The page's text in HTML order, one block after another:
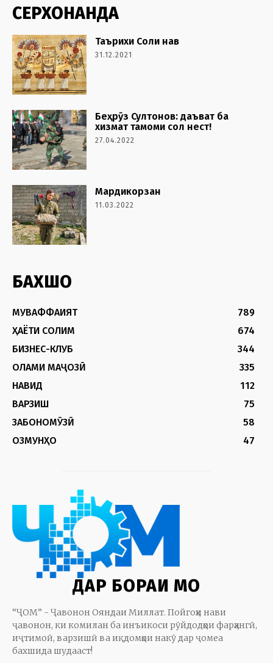
СЕРХОНАНДА
Таърихи Соли нав
31.12.2021
Беҳрӯз Султонов: даъват ба
хизмат тамоми сол нест!
27.04.2022
Мардикорзан
11.03.2022
БАХШҲО
МУВАФФАҚИЯТ
789
ҲАЁТИ СОЛИМ
674
БИЗНЕС-КЛУБ
344
ОЛАМИ МАҶОЗӢ
335
НАВИД
112
ВАРЗИШ
75
ЗАБОНОМӮЗӢ
58
ОЗМУНҲО
47
ДАР БОРАИ МО
“ҶОМ” - Ҷавонон Ояндаи Миллат. Пойгоҳи нави
ҷавонон, ки комилан ба инъикоси рӯйдодҳои фарҳангӣ,
иҷтимоӣ, варзишӣ ва иқдомҳои накӯ дар ҷомеа
бахшида шудааст!